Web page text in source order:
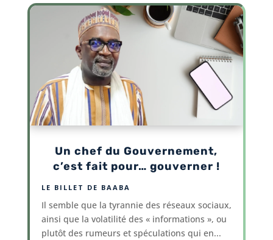
Un chef du Gouvernement,
c’est fait pour… gouverner !
LE BILLET DE BAABA
Il semble que la tyrannie des réseaux sociaux,
ainsi que la volatilité des « informations », ou
plutôt des rumeurs et spéculations qui en...